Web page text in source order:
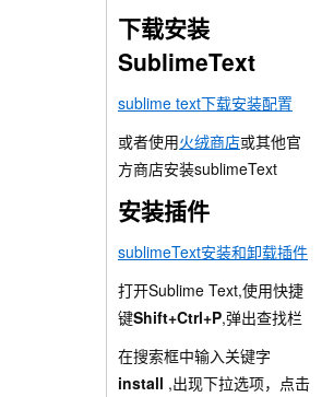
下载安装
SublimeText
sublime text下载安装配置
或者使用火绒商店或其他官
方商店安装sublimeText
安装插件
sublimeText安装和卸载插件
打开Sublime Text,使用快捷
键Shift+Ctrl+P,弹出查找栏
在搜索框中输入关键字
install ,出现下拉选项，点击